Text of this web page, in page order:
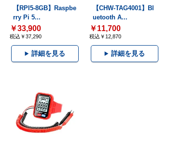
【RPI5-8GB】Raspbe
rry Pi 5...
￥33,900
税込￥37,290
詳細を見る
【CHW-TAG4001】Bl
uetooth A...
￥11,700
税込￥12,870
詳細を見る